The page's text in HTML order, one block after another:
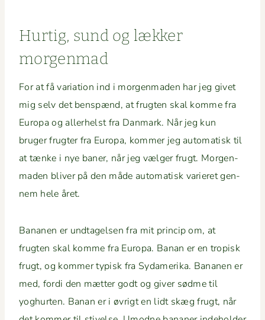
Hur­tig, sund og lækker
morgenmad
For at få vari­a­tion ind i mor­gen­maden har jeg givet
mig selv det ben­spænd, at frugten skal komme fra
Europa og aller­helst fra Dan­mark. Når jeg kun
bruger frugter fra Europa, kom­mer jeg automa­tisk til
at tænke i nye baner, når jeg væl­ger frugt. Mor­gen­
maden bliv­er på den måde automa­tisk vari­eret gen­
nem hele året.
Bana­nen er und­tagelsen fra mit prin­cip om, at
frugten skal komme fra Europa. Banan er en tro­pisk
frugt, og kom­mer typisk fra Sydameri­ka. Bana­nen er
med, for­di den mæt­ter godt og giv­er sødme til
yoghurten. Banan er i øvrigt en lidt skæg frugt, når